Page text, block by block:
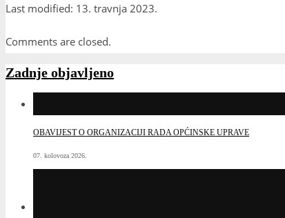
Last modified: 13. travnja 2023.
Comments are closed.
Zadnje objavljeno
OBAVIJEST O ORGANIZACIJI RADA OPĆINSKE UPRAVE
07. kolovoza 2026.